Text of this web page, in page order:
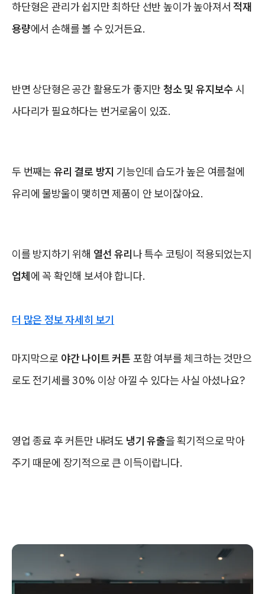
하단형은 관리가 쉽지만 최하단 선반 높이가 높아져서적재
용량에서 손해를 볼 수 있거든요.
반면 상단형은 공간 활용도가 좋지만청소 및 유지보수시
사다리가 필요하다는 번거로움이 있죠.
두 번째는 유리 결로 방지 기능인데 습도가 높은 여름철에
유리에 물방울이 맺히면 제품이 안 보이잖아요.
이를 방지하기 위해 열선 유리나 특수 코팅이 적용되었는지
업체에 꼭 확인해 보셔야 합니다.
더 많은 정보 자세히 보기
마지막으로 야간 나이트 커튼 포함 여부를 체크하는 것만으
로도 전기세를 30% 이상 아낄 수 있다는 사실 아셨나요?
영업 종료 후 커튼만 내려도 냉기 유출을 획기적으로 막아
주기 때문에 장기적으로 큰 이득이랍니다.